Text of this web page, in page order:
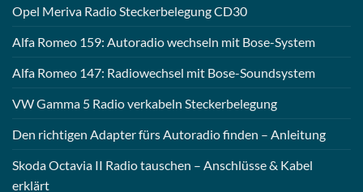
Opel Meriva Radio Steckerbelegung CD30
Alfa Romeo 159: Autoradio wechseln mit Bose-System
Alfa Romeo 147: Radiowechsel mit Bose-Soundsystem
VW Gamma 5 Radio verkabeln Steckerbelegung
Den richtigen Adapter fürs Autoradio finden – Anleitung
Skoda Octavia II Radio tauschen – Anschlüsse & Kabel
erklärt